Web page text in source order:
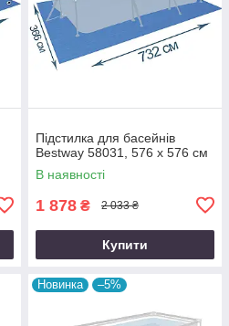
Підстилка для басейнів
Bestway 58031, 576 х 576 см
В наявності
1 878 ₴ 2 033 ₴
Купити
Новинка –5%